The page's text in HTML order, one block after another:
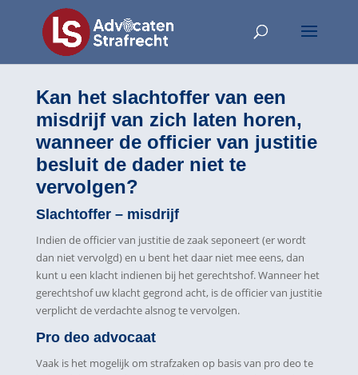
Kan het slachtoffer van een
misdrijf van zich laten horen,
wanneer de officier van justitie
besluit de dader niet te
vervolgen?
Slachtoffer – misdrijf
Indien de officier van justitie de zaak seponeert (er wordt
dan niet vervolgd) en u bent het daar niet mee eens, dan
kunt u een klacht indienen bij het gerechtshof. Wanneer het
gerechtshof uw klacht gegrond acht, is de officier van justitie
verplicht de verdachte alsnog te vervolgen.
Pro deo advocaat
Vaak is het mogelijk om strafzaken op basis van pro deo te